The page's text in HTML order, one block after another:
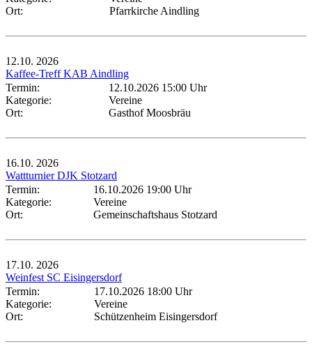
Ort:
Pfarrkirche Aindling
12.10. 2026
Kaffee-Treff KAB Aindling
Termin:
12.10.2026 15:00 Uhr
Kategorie:
Vereine
Ort:
Gasthof Moosbräu
16.10. 2026
Wattturnier DJK Stotzard
Termin:
16.10.2026 19:00 Uhr
Kategorie:
Vereine
Ort:
Gemeinschaftshaus Stotzard
17.10. 2026
Weinfest SC Eisingersdorf
Termin:
17.10.2026 18:00 Uhr
Kategorie:
Vereine
Ort:
Schützenheim Eisingersdorf